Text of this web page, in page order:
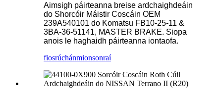
Aimsigh páirteanna breise ardchaighdeáin
do Shorcóir Máistir Coscáin OEM
239A540101 do Komatsu FB10-25-11 &
3BA-36-51141, MASTER BRAKE. Siopa
anois le haghaidh páirteanna iontaofa.
fiosrúchánmionsonraí